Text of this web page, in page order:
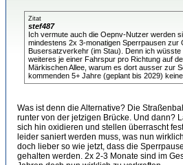
Zitat
stef487
Ich vermute auch die Oepnv-Nutzer werden
mindestens 2x 3-monatigen Sperrpausen zur
Busersatzverkehr (im Stau). Denn ich wüsste
weiteres je einer Fahrspur pro Richtung auf
Märkischen Allee, warum es dort ausser zur
kommenden 5+ Jahre (geplant bis 2029)
Was ist denn die Alternative? Die
runter von der jetzigen Brücke. Und dann?
sich hin oxidieren und stellen überrascht
leider saniert werden muss, was nun
doch lieber so wie jetzt, dass die
gehalten werden. 2x 2-3 Monate sind im